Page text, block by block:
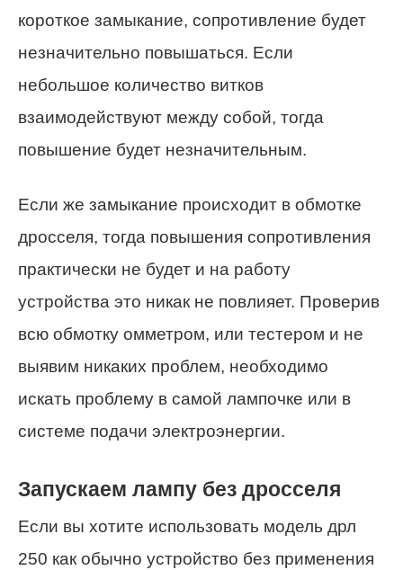
короткое замыкание, сопротивление будет
незначительно повышаться. Если
небольшое количество витков
взаимодействуют между собой, тогда
повышение будет незначительным.
Если же замыкание происходит в обмотке
дросселя, тогда повышения сопротивления
практически не будет и на работу
устройства это никак не повлияет. Проверив
всю обмотку омметром, или тестером и не
выявим никаких проблем, необходимо
искать проблему в самой лампочке или в
системе подачи электроэнергии.
Запускаем лампу без дросселя
Если вы хотите использовать модель дрл
250 как обычно устройство без применения